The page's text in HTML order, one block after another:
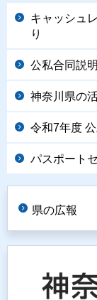
キャッシュ
り
公私合同説
神奈川県の
令和7年度
パスポート
県の広報